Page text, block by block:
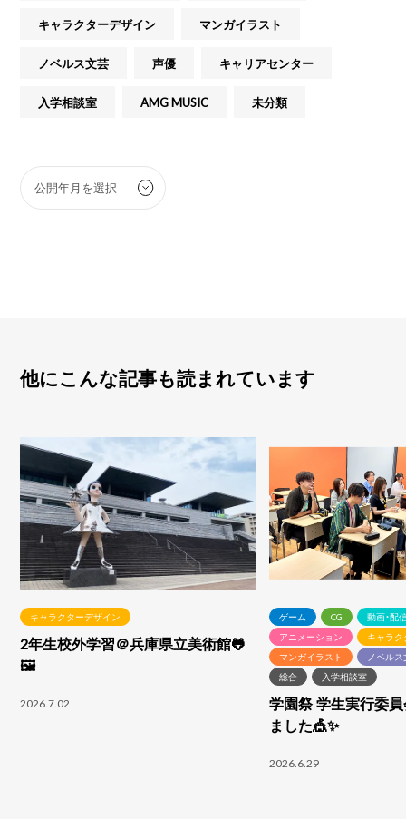
キャラクターデザイン マンガイラスト
ノベルス文芸 声優 キャリアセンター
入学相談室 AMG MUSIC 未分類
他にこんな記事も読まれています
キャラクターデザイン
2年生校外学習＠兵庫県立美術館🐸
🖼️
2026.7.02
ゲーム CG
動画・配
アニメーション
キャラ
マンガイラスト
ノベル
総合
入学相談室
学園祭 学生実行委
ました🎪✨
2026.6.29